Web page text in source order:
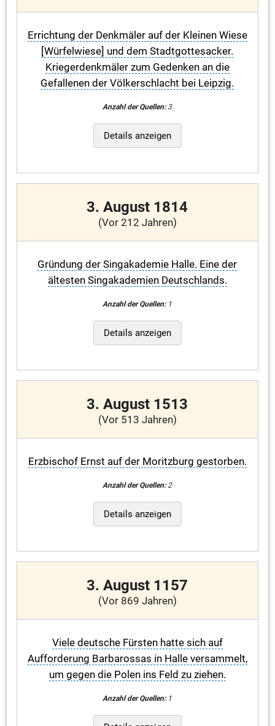
Errichtung der Denkmäler auf der Kleinen Wiese
[Würfelwiese] und dem Stadtgottesacker.
Kriegerdenkmäler zum Gedenken an die
Gefallenen der Völkerschlacht bei Leipzig.
Anzahl der Quellen:3
Details anzeigen
3. August 1814
(Vor 212 Jahren)
Gründung der Singakademie Halle. Eine der
ältesten Singakademien Deutschlands.
Anzahl der Quellen:1
Details anzeigen
3. August 1513
(Vor 513 Jahren)
Erzbischof Ernst auf der Moritzburg gestorben.
Anzahl der Quellen:2
Details anzeigen
3. August 1157
(Vor 869 Jahren)
Viele deutsche Fürsten hatte sich auf
Aufforderung Barbarossas in Halle versammelt,
um gegen die Polen ins Feld zu ziehen.
Anzahl der Quellen:1